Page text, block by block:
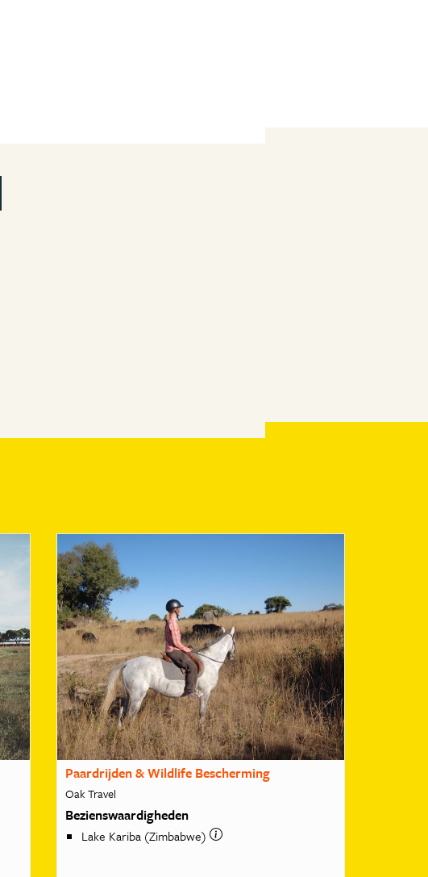
Paardrijden & Wildlife Bescherming
Oak Travel
Bezienswaardigheden
Lake Kariba (Zimbabwe)